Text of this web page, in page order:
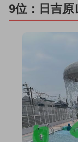
9位：日吉